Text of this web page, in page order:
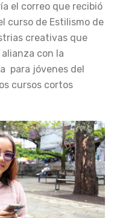
el correo que recibió
curso de Estilismo de
creativas que
con la
para jóvenes del
cursos cortos